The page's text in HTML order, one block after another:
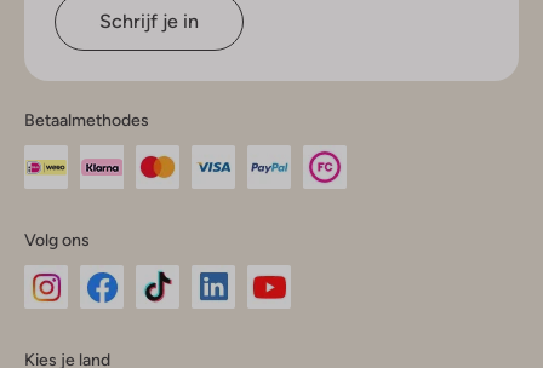
Schrijf je in
Betaalmethodes
Volg ons
Kies je land